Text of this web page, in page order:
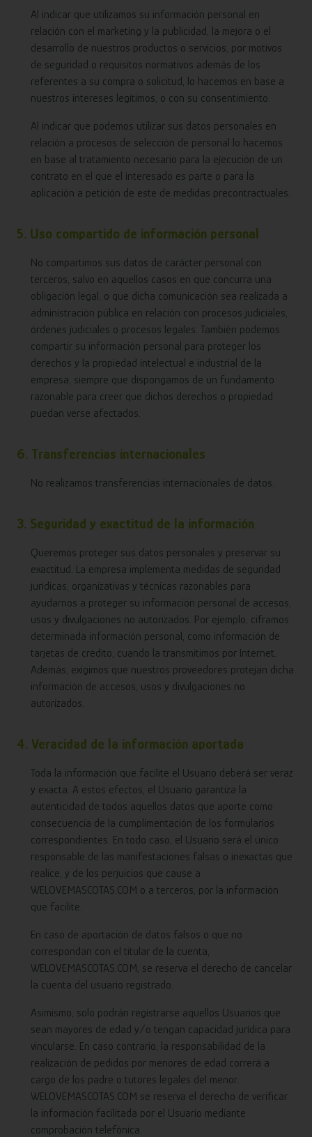
Al indicar que utilizamos su información personal en
relación con el marketing y la publicidad, la mejora o el
desarrollo de nuestros productos o servicios, por motivos
de seguridad o requisitos normativos además de los
referentes a su compra o solicitud, lo hacemos en base a
nuestros intereses legítimos, o con su consentimiento.
Al indicar que podemos utilizar sus datos personales en
relación a procesos de selección de personal lo hacemos
en base al tratamiento necesario para la ejecución de un
contrato en el que el interesado es parte o para la
aplicación a petición de este de medidas precontractuales.
5. Uso compartido de información personal
No compartimos sus datos de carácter personal con
terceros, salvo en aquellos casos en que concurra una
obligación legal, o que dicha comunicación sea realizada a
administración pública en relación con procesos judiciales,
órdenes judiciales o procesos legales. También podemos
compartir su información personal para proteger los
derechos y la propiedad intelectual e industrial de la
empresa, siempre que dispongamos de un fundamento
razonable para creer que dichos derechos o propiedad
puedan verse afectados.
6. Transferencias internacionales
No realizamos transferencias internacionales de datos.
3. Seguridad y exactitud de la información
Queremos proteger sus datos personales y preservar su
exactitud. La empresa implementa medidas de seguridad
jurídicas, organizativas y técnicas razonables para
ayudarnos a proteger su información personal de accesos,
usos y divulgaciones no autorizados. Por ejemplo, ciframos
determinada información personal, como información de
tarjetas de crédito, cuando la transmitimos por Internet.
Además, exigimos que nuestros proveedores protejan dicha
información de accesos, usos y divulgaciones no
autorizados.
4. Veracidad de la información aportada
Toda la información que facilite el Usuario deberá ser veraz
y exacta. A estos efectos, el Usuario garantiza la
autenticidad de todos aquellos datos que aporte como
consecuencia de la cumplimentación de los formularios
correspondientes. En todo caso, el Usuario será el único
responsable de las manifestaciones falsas o inexactas que
realice, y de los perjuicios que cause a
WELOVEMASCOTAS.COM o a terceros, por la información
que facilite.
En caso de aportación de datos falsos o que no
correspondan con el titular de la cuenta,
WELOVEMASCOTAS.COM, se reserva el derecho de cancelar
la cuenta del usuario registrado.
Asimismo, solo podrán registrarse aquellos Usuarios que
sean mayores de edad y/o tengan capacidad jurídica para
vincularse. En caso contrario, la responsabilidad de la
realización de pedidos por menores de edad correrá a
cargo de los padre o tutores legales del menor.
WELOVEMASCOTAS.COM se reserva el derecho de verificar
la información facilitada por el Usuario mediante
comprobación telefónica.